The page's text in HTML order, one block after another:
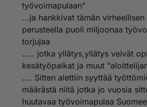
● Latvia 16 900
● Itävalta 13 400
● Kreikka 9 900
● Suomi 5 700
Suomen nuoret sukupolvet
oikeisto ei halua sinun tietävän !
työvoimapulaan"
...ja hankkivat tämän virheellisen
perusteella puoli miljoonaa
torjujaa
..... jotka yllätys,yllätys veivät
kesätyöpaikat ja muut
.... Sitten alettiin syyttää
määrästä niitä jotka jo vuosia
huutavaa työvoimapulaa